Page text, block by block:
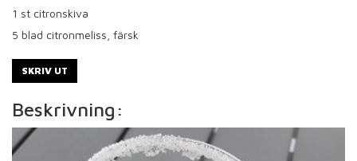
1 st citronskiva
5 blad citronmeliss, färsk
SKRIV UT
Beskrivning: